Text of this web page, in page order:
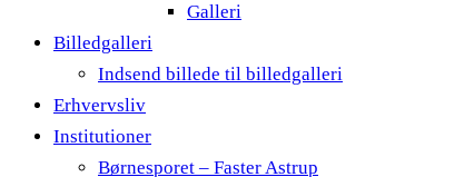
Galleri
Billedgalleri
Indsend billede til billedgalleri
Erhvervsliv
Institutioner
Børnesporet – Faster Astrup